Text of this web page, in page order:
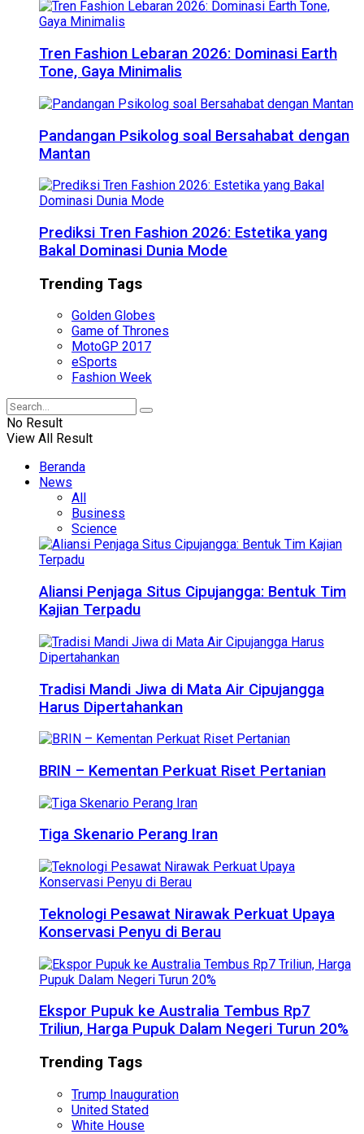
Tren Fashion Lebaran 2026: Dominasi Earth
Tone, Gaya Minimalis
Pandangan Psikolog soal Bersahabat dengan
Mantan
Prediksi Tren Fashion 2026: Estetika yang
Bakal Dominasi Dunia Mode
Trending Tags
Golden Globes
Game of Thrones
MotoGP 2017
eSports
Fashion Week
No Result
View All Result
Beranda
News
All
Business
Science
Aliansi Penjaga Situs Cipujangga: Bentuk Tim
Kajian Terpadu
Tradisi Mandi Jiwa di Mata Air Cipujangga
Harus Dipertahankan
BRIN – Kementan Perkuat Riset Pertanian
Tiga Skenario Perang Iran
Teknologi Pesawat Nirawak Perkuat Upaya
Konservasi Penyu di Berau
Ekspor Pupuk ke Australia Tembus Rp7
Triliun, Harga Pupuk Dalam Negeri Turun 20%
Trending Tags
Trump Inauguration
United Stated
White House